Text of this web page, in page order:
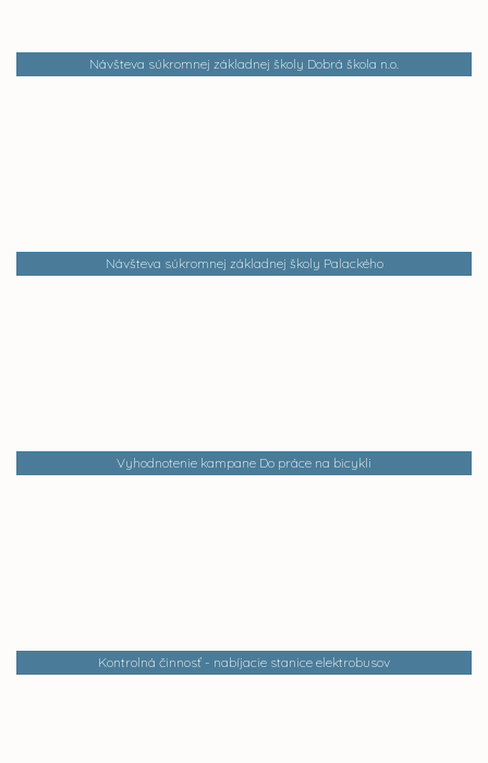
Návšteva súkromnej základnej školy Dobrá škola n.o.
Návšteva súkromnej základnej školy Palackého
Vyhodnotenie kampane Do práce na bicykli
Kontrolná činnosť - nabíjacie stanice elektrobusov